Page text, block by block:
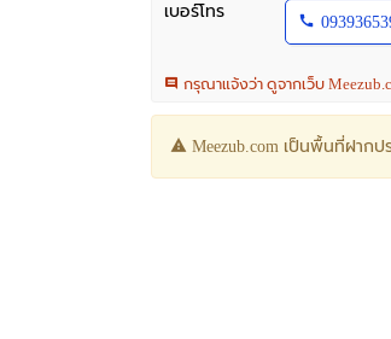
เบอร์โทร
กรุณาแจ้งว่า ดูจากเว็บ
Meezub.com เป็นพื้นที่ฝากป